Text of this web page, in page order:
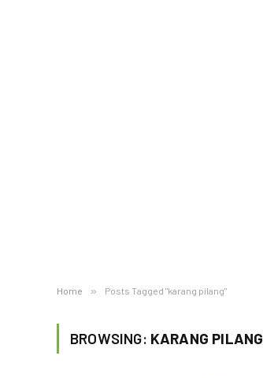
Home » Posts Tagged "karang pilang"
BROWSING: KARANG PILANG